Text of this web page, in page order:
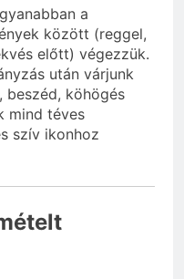
a
között (reggel,
előtt) végezzük.
után várjunk
beszéd, köhögés
mind téves
szív ikonhoz